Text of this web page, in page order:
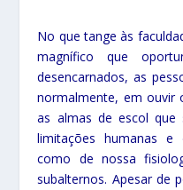
No que tange às
magnífico que
desencarnados, as
normalmente, em ouvir
as almas de escol
limitações humanas
como de nossa
subalternos. Apesar de